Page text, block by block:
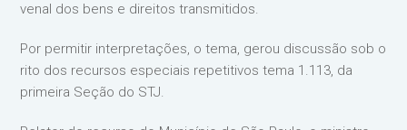
venal dos bens e direitos transmitidos.
Por permitir interpretações, o tema, gerou discussão sob o
rito dos recursos especiais repetitivos tema 1.113, da
primeira Seção do STJ.